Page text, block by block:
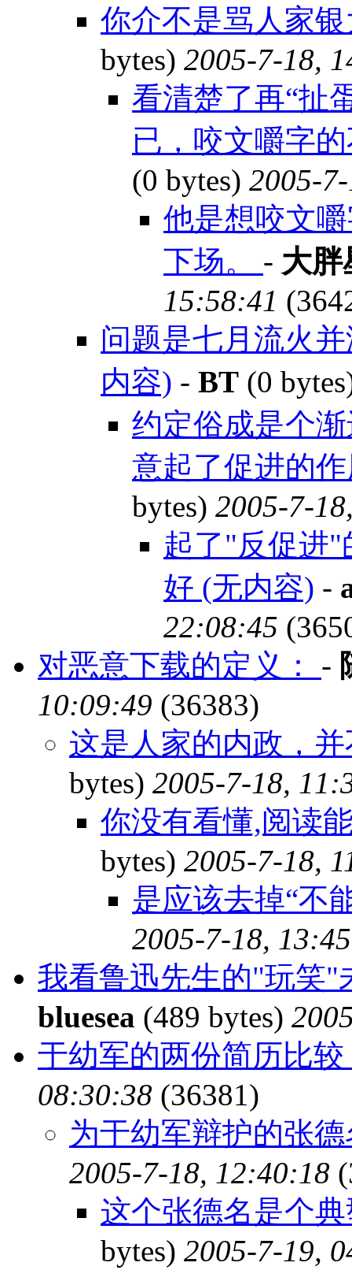
你介不是骂人家
bytes) 2005-7-18,
看清楚了再“扯
已，咬文嚼字
(0 bytes) 2005-
他是想咬文
下场。 - 大胖
15:58:41
问题是七月流火
内容) - BT (0
约定俗成是个
意起了促进的
bytes) 2005-7-
起了"反促进"
好 (无内容) -
22:08:45
对恶意下载的定义： -
10:09:49 (36383)
这是人家的内政，
bytes) 2005-7-18,
你没有看懂,阅读
bytes) 2005-7-18,
是应该去掉“不
2005-7-18,
我看鲁迅先生的"玩笑
bluesea (489 bytes)
于幼军的两份简历比较
08:30:38 (36381)
为于幼军辩护的张
2005-7-18, 12:40:18
这个张德名是个
bytes) 2005-7-19,